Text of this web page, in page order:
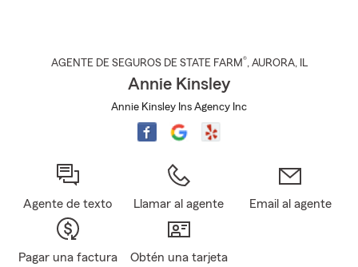
AGENTE DE SEGUROS DE STATE FARM®, AURORA, IL
Annie Kinsley
Annie Kinsley Ins Agency Inc
Agente de texto Llamar al agente Email al agente
Pagar una factura
Obtén una tarjeta